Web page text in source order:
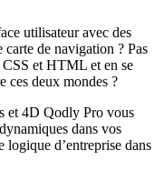
utilisateur avec des
carte de navigation ? Pas
CSS et HTML et en se
ces deux mondes ?
et 4D Qodly Pro vous
dans vos
d’entreprise dans